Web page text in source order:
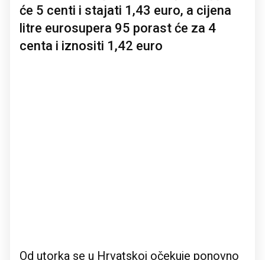
će 5 centi i stajati 1,43 euro, a cijena
litre eurosupera 95 porast će za 4
centa i iznositi 1,42 euro
Od utorka se u Hrvatskoj očekuje ponovno